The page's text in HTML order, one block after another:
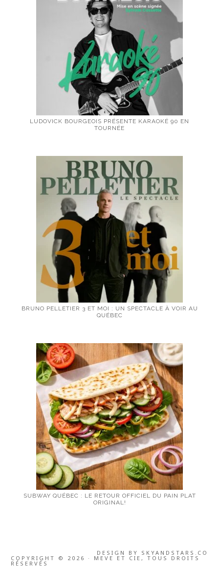
LUDOVICK BOURGEOIS PRÉSENTE KARAOKÉ 90 EN
TOURNÉE
BRUNO PELLETIER 3 ET MOI : UN SPECTACLE À VOIR AU
QUÉBEC
SUBWAY QUÉBEC : LE RETOUR OFFICIEL DU PAIN PLAT
ORIGINAL!
DESIGN BY SKYANDSTARS.CO
COPYRIGHT © 2026 · MEVE ET CIE, TOUS DROITS
RÉSERVÉS